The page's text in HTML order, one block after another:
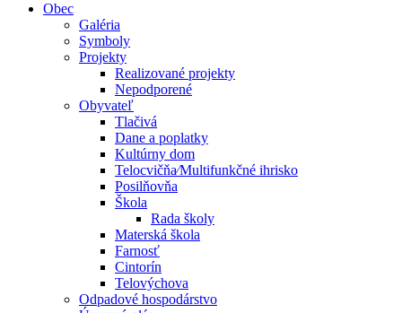
Obec
Galéria
Symboly
Projekty
Realizované projekty
Nepodporené
Obyvateľ
Tlačivá
Dane a poplatky
Kultúrny dom
Telocvičňa⁄Multifunkčné ihrisko
Posilňovňa
Škola
Rada školy
Materská škola
Farnosť
Cintorín
Telovýchova
Odpadové hospodárstvo